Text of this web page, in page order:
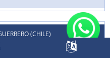
(CHILE)
2013